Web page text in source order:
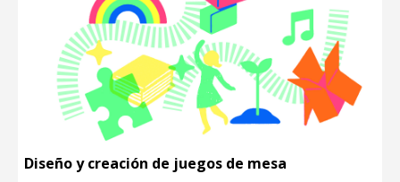
Diseño y creación de juegos de mesa